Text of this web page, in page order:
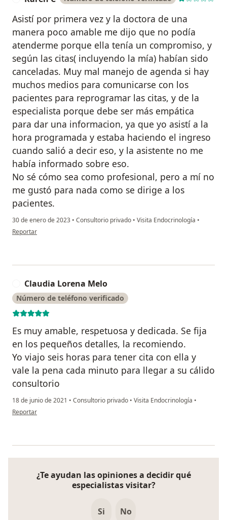
Asistí por primera vez y la doctora de una
manera poco amable me dijo que no podía
atenderme porque ella tenía un compromiso, y
según las citas( incluyendo la mía) habían sido
canceladas. Muy mal manejo de agenda si hay
muchos medios para comunicarse con los
pacientes para reprogramar las citas, y de la
especialista porque debe ser más empática
para dar una informacion, ya que yo asistí a la
hora programada y estaba haciendo el ingreso
cuando salió a decir eso, y la asistente no me
había informado sobre eso.
No sé cómo sea como profesional, pero a mí no
me gustó para nada como se dirige a los
pacientes.
30 de enero de 2023 • Consultorio privado • Visita Endocrinología •
en opinión del usuario Karen C
Reportar
Claudia Lorena Melo
Número de teléfono verificado
Es muy amable, respetuosa y dedicada. Se fija
en los pequeños detalles, la recomiendo.
Yo viajo seis horas para tener cita con ella y
vale la pena cada minuto para llegar a su cálido
consultorio
18 de junio de 2021 • Consultorio privado • Visita Endocrinología •
en opinión del usuario Claudia Lorena Melo
Reportar
¿Te ayudan las opiniones a decidir qué
especialistas visitar?
Si No